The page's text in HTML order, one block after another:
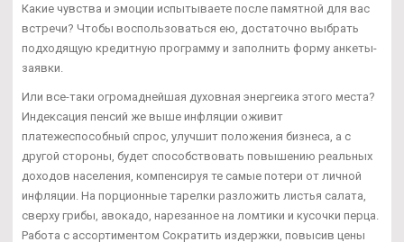
Какие чувства и эмоции испытываете после памятной для вас
встречи? Чтобы воспользоваться ею, достаточно выбрать
подходящую кредитную программу и заполнить форму анкеты-
заявки.
Или все-таки огромаднейшая духовная энергеика этого места?
Индексация пенсий же выше инфляции оживит
платежеспособный спрос, улучшит положения бизнеса, а с
другой стороны, будет способствовать повышению реальных
доходов населения, компенсируя те самые потери от личной
инфляции. На порционные тарелки разложить листья салата,
сверху грибы, авокадо, нарезанное на ломтики и кусочки перца.
Работа с ассортиментом Сократить издержки, повысив цены